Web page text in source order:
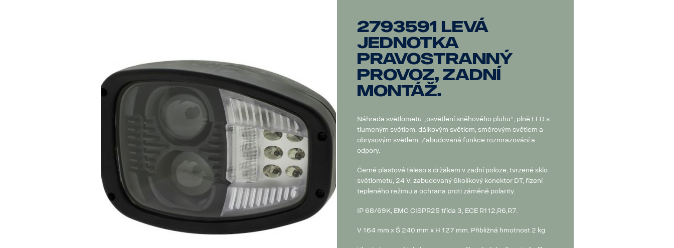
2793591 Levá
jednotka
pravostranný
provoz, zadní
montáž.
Náhrada světlometu „osvětlení sněhového pluhu“, plně LED s
tlumeným světlem, dálkovým světlem, směrovým světlem a
obrysovým světlem. Zabudovaná funkce rozmrazování a
odpory.
Černé plastové těleso s držákem v zadní poloze, tvrzené sklo
světlometu, 24 V, zabudovaný 6kolíkový konektor DT, řízení
tepleného režimu a ochrana proti záměně polarity.
IP 68/69K, EMC CISPR25 třída 3, ECE R112,R6,R7.
V 164 mm x Š 240 mm x H 127 mm. Přibližná hmotnost 2 kg